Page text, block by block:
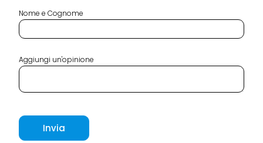
Nome e Cognome
Aggiungi un'opinione
Invia